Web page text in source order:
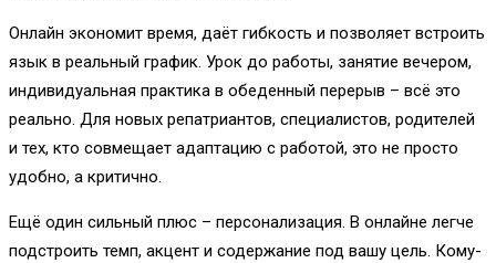
Онлайн экономит время, даёт гибкость и позволяет встроить
язык в реальный график. Урок до работы, занятие вечером,
индивидуальная практика в обеденный перерыв – всё это
реально. Для новых репатриантов, специалистов, родителей
и тех, кто совмещает адаптацию с работой, это не просто
удобно, а критично.
Ещё один сильный плюс – персонализация. В онлайне легче
подстроить темп, акцент и содержание под вашу цель. Кому-